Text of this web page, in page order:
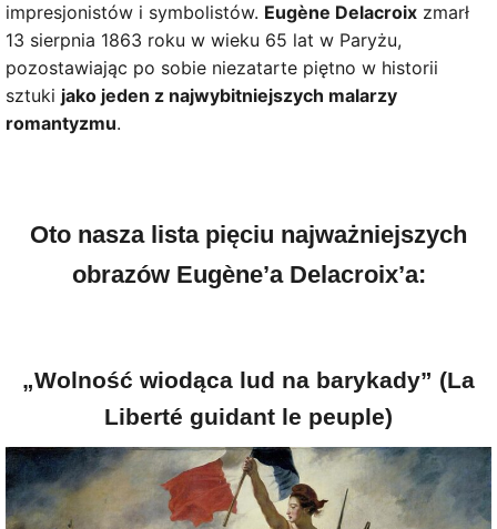
impresjonistów i symbolistów. Eugène Delacroix zmarł
13 sierpnia 1863 roku w wieku 65 lat w Paryżu,
pozostawiając po sobie niezatarte piętno w historii
sztuki jako jeden z najwybitniejszych malarzy
romantyzmu.
Oto nasza lista pięciu najważniejszych
obrazów Eugène’a Delacroix’a:
„Wolność wiodąca lud na barykady” (La
Liberté guidant le peuple)